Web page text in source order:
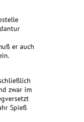
er auch
zwar im
Spieß